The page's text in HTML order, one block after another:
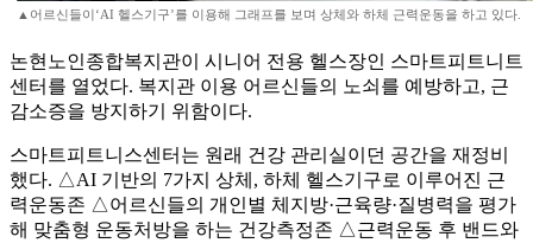
▲어르신들이‘AI 헬스기구’를 이용해 그래프를 보며 상체와 하체 근력운동을 하고 있다.
논현노인종합복지관이 시니어 전용 헬스장인 스마트피트니트
센터를 열었다. 복지관 이용 어르신들의 노쇠를 예방하고, 근
감소증을 방지하기 위함이다.
스마트피트니스센터는 원래 건강 관리실이던 공간을 재정비
했다. △AI 기반의 7가지 상체, 하체 헬스기구로 이루어진 근
력운동존 △어르신들의 개인별 체지방·근육량·질병력을 평가
해 맞춤형 운동처방을 하는 건강측정존 △근력운동 후 밴드와